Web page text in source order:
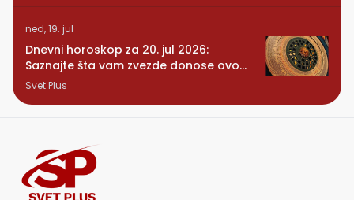
ned, 19. jul
Dnevni horoskop za 20. jul 2026:
Saznajte šta vam zvezde donose ovog
ponedeljka
Svet Plus